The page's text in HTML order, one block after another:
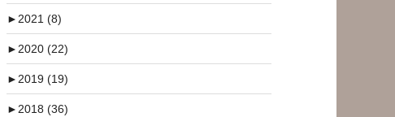
►2021 (8)
►2020 (22)
►2019 (19)
►2018 (36)